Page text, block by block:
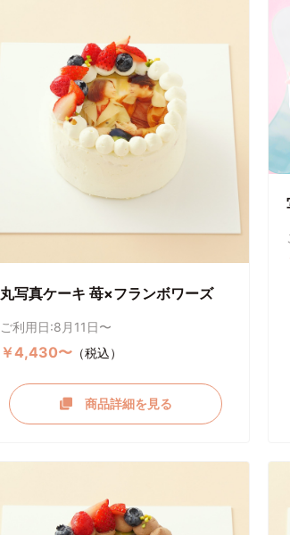
丸写真ケーキ 苺×フランボワーズ
ご利用日:8月11日〜
￥4,430〜 （税込）
商品詳細を見る